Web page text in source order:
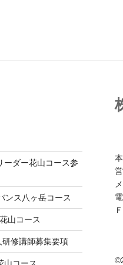
ーダー花山コース参
ンス八ヶ岳コース
山コース
修講師募集要項